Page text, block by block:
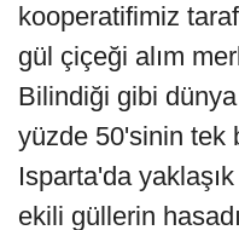
kooperatifimiz
gül çiçeği alım
Bilindiği gibi
yüzde 50'sinin tek
Isparta'da
ekili güllerin